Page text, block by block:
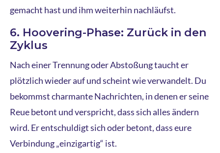
gemacht hast und ihm weiterhin nachläufst.
6. Hoovering-Phase: Zurück in den
Zyklus
Nach einer Trennung oder Abstoßung taucht er
plötzlich wieder auf und scheint wie verwandelt. Du
bekommst charmante Nachrichten, in denen er seine
Reue betont und verspricht, dass sich alles ändern
wird. Er entschuldigt sich oder betont, dass eure
Verbindung „einzigartig“ ist.